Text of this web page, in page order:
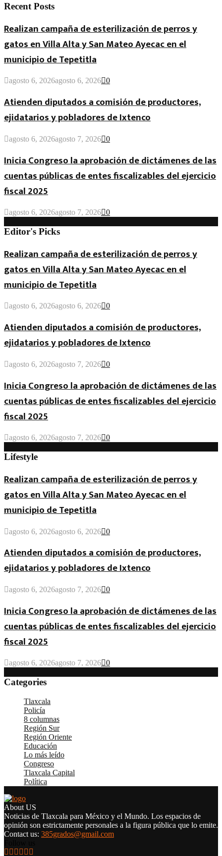
Recent Posts
Realizan campaña de esterilización de perros y
gatos en Villa Alta y San Mateo Ayecac en el
municipio de Tepetitla
agosto 6, 2026agosto 6, 2026 0
Atienden diputados a comisión de productores,
ejidatarios y pobladores de Ixtenco
agosto 6, 2026agosto 7, 2026 0
Inicia Congreso la aprobación de dictámenes de las
cuentas públicas de entes fiscalizables del ejercicio
fiscal 2025
agosto 6, 2026agosto 7, 2026 0
Editor's Picks
Realizan campaña de esterilización de perros y
gatos en Villa Alta y San Mateo Ayecac en el
municipio de Tepetitla
agosto 6, 2026agosto 6, 2026 0
Atienden diputados a comisión de productores,
ejidatarios y pobladores de Ixtenco
agosto 6, 2026agosto 7, 2026 0
Inicia Congreso la aprobación de dictámenes de las
cuentas públicas de entes fiscalizables del ejercicio
fiscal 2025
agosto 6, 2026agosto 7, 2026 0
Lifestyle
Realizan campaña de esterilización de perros y
gatos en Villa Alta y San Mateo Ayecac en el
municipio de Tepetitla
agosto 6, 2026agosto 6, 2026 0
Atienden diputados a comisión de productores,
ejidatarios y pobladores de Ixtenco
agosto 6, 2026agosto 7, 2026 0
Inicia Congreso la aprobación de dictámenes de las
cuentas públicas de entes fiscalizables del ejercicio
fiscal 2025
agosto 6, 2026agosto 7, 2026 0
Categories
Tlaxcala
Policía
8 columnas
Región Sur(3.341)
Región Oriente
Educación
Lo más leído
Congreso
Tlaxcala Capital
Política
About US
Noticias de Tlaxcala para México y el Mundo. Los espacios de
opinión son estrictamente personales a la figura pública que lo emite.
Contact us: 385grados@gmail.com
Facebook
Twitter
Instagram
Pinterest
Google